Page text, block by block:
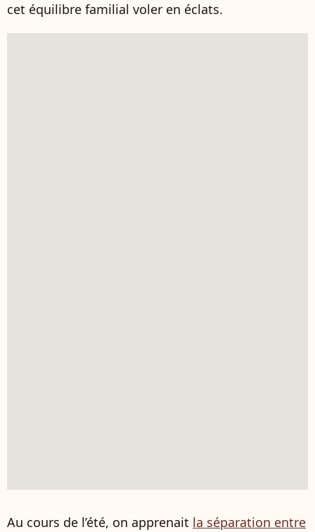
cet équilibre familial voler en éclats.
Au cours de l’été, on apprenait la séparation entre